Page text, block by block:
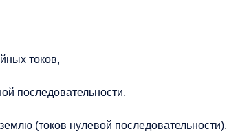
токов,
последовательности,
(токов нулевой последовательности),